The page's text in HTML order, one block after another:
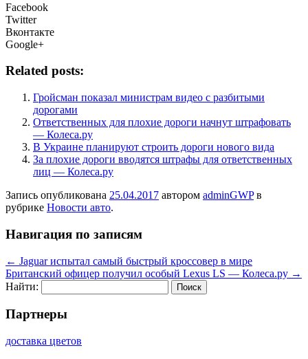
Facebook
Twitter
Вконтакте
Google+
Related posts:
Гройсман показал министрам видео с разбитыми
дорогами
Ответственных для плохие дороги начнут штрафовать
— Колеса.ру
В Украине планируют строить дороги нового вида
За плохие дороги вводятся штрафы для ответственных
лиц — Колеса.ру
Запись опубликована 25.04.2017 автором adminGWPв
рубрике Новости авто.
Навигация по записям
← Jaguar испытал самый быстрый кроссовер в мире
Британский офицер получил особый Lexus LS — Колеса.ру →
Найти:
Партнеры
доставка цветов